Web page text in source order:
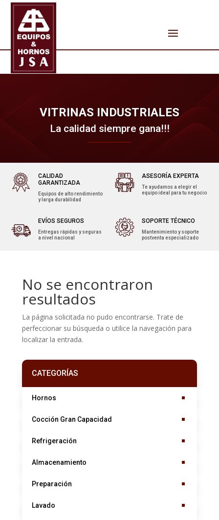
VITRINAS INDUSTRIALES
La calidad siempre gana!!!
CALIDAD
GARANTIZADA
Equipos de alto rendimiento
y larga durabilidad
ASESORÍA EXPERTA
Te ayudamos a elegir el
equipo ideal para tu negocio
EVÍOS SEGUROS
Entregas rápidas y seguras
a nivel nacional
SOPORTE TÉCNICO
Mantenimiento y soporte
postventa especializado
No se encontraron
resultados
La página solicitada no pudo encontrarse. Trate de
perfeccionar su búsqueda o utilice la navegación para
localizar la entrada.
CATEGORÍAS
Hornos
Cocción Gran Capacidad
Refrigeración
Almacenamiento
Preparación
Lavado